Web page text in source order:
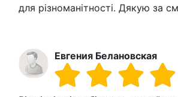
для різноманітності. Дякую за
Евгения Белановская